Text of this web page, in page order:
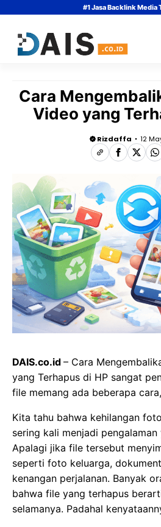
content
#1 Jasa Backlink Media
Cara
Video yang
Rizdaffa 12
DAIS.co.id – Cara
yang Terhapus di HP sangat
file memang ada beberapa
Kita tahu bahwa kehilangan
sering kali menjadi
Apalagi jika file tersebut
seperti foto keluarga,
kenangan perjalanan. Banyak
bahwa file yang terhapus
selamanya. Padahal